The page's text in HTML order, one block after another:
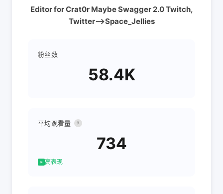
Editor for Crat0r Maybe Swagger 2.0 Twitch,
Twitter-->Space_Jellies
粉丝数
58.4K
平均观看量 ?
734
高表现